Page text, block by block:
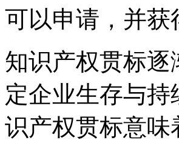
可以申请，并获
知识产权贯标
定企业生存与
识产权贯标意